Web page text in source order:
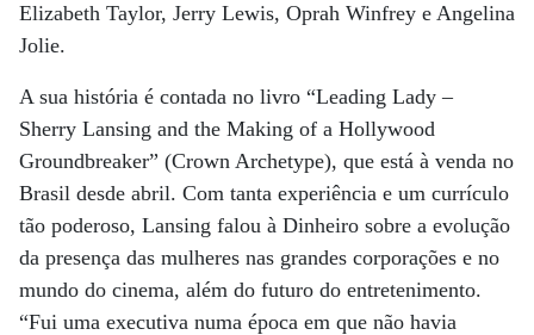
Elizabeth Taylor, Jerry Lewis, Oprah Winfrey e Angelina
Jolie.
A sua história é contada no livro “Leading Lady –
Sherry Lansing and the Making of a Hollywood
Groundbreaker” (Crown Archetype), que está à venda no
Brasil desde abril. Com tanta experiência e um currículo
tão poderoso, Lansing falou à Dinheiro sobre a evolução
da presença das mulheres nas grandes corporações e no
mundo do cinema, além do futuro do entretenimento.
“Fui uma executiva numa época em que não havia